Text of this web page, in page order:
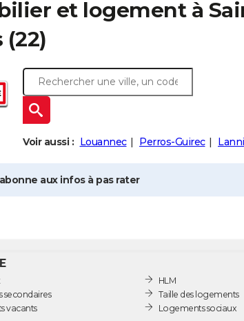
et logement à
(22)
Voir aussi : Louannec Perros-Guirec
aux infos à pas rater
secondaires
vacants
HLM
Taille des logements
Logements sociaux